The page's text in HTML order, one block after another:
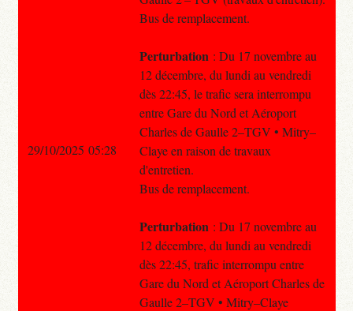
Bus de remplacement.
Perturbation : Du 17 novembre au
12 décembre, du lundi au vendredi
dès 22:45, le trafic sera interrompu
entre Gare du Nord et Aéroport
Charles de Gaulle 2–TGV • Mitry–
Claye en raison de travaux
d'entretien.
Bus de remplacement.
Perturbation : Du 17 novembre au
12 décembre, du lundi au vendredi
dès 22:45, trafic interrompu entre
Gare du Nord et Aéroport Charles de
Gaulle 2–TGV • Mitry–Claye
29/10/2025 05:28